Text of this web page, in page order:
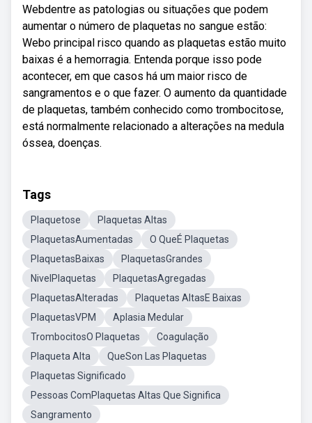
Webdentre as patologias ou situações que podem
aumentar o número de plaquetas no sangue estão:
Webo principal risco quando as plaquetas estão muito
baixas é a hemorragia. Entenda porque isso pode
acontecer, em que casos há um maior risco de
sangramentos e o que fazer. O aumento da quantidade
de plaquetas, também conhecido como trombocitose,
está normalmente relacionado a alterações na medula
óssea, doenças.
Tags
Plaquetose
Plaquetas Altas
PlaquetasAumentadas
O QueÉ Plaquetas
PlaquetasBaixas
PlaquetasGrandes
NivelPlaquetas
PlaquetasAgregadas
PlaquetasAlteradas
Plaquetas AltasE Baixas
PlaquetasVPM
Aplasia Medular
TrombocitosO Plaquetas
Coagulação
Plaqueta Alta
QueSon Las Plaquetas
Plaquetas Significado
Pessoas ComPlaquetas Altas Que Significa
Sangramento